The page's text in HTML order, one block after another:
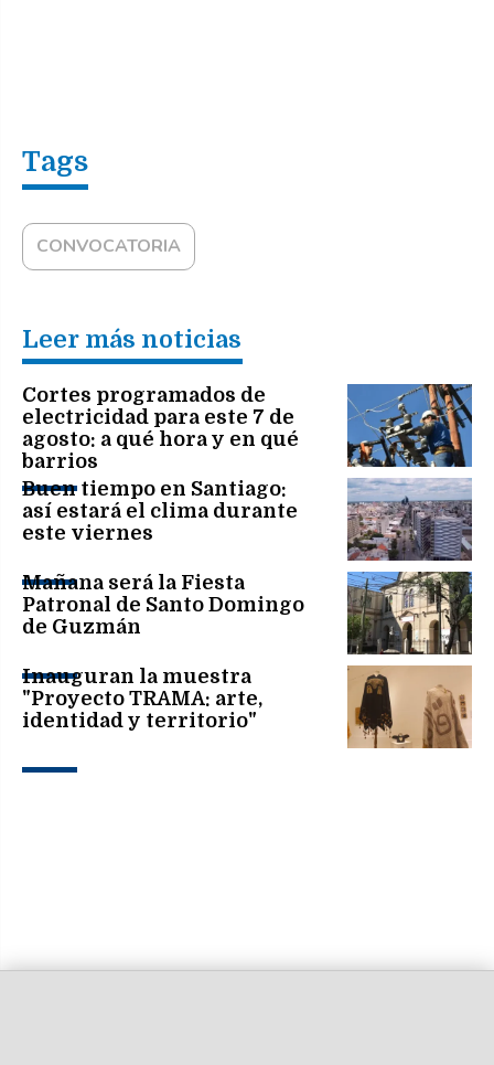
CONVOCATORIA
Leer más noticias
Cortes programados de
electricidad para este 7 de
agosto: a qué hora y en qué
barrios
Buen tiempo en Santiago:
así estará el clima durante
este viernes
Mañana será la Fiesta
Patronal de Santo Domingo
de Guzmán
Inauguran la muestra
"Proyecto TRAMA: arte,
identidad y territorio"